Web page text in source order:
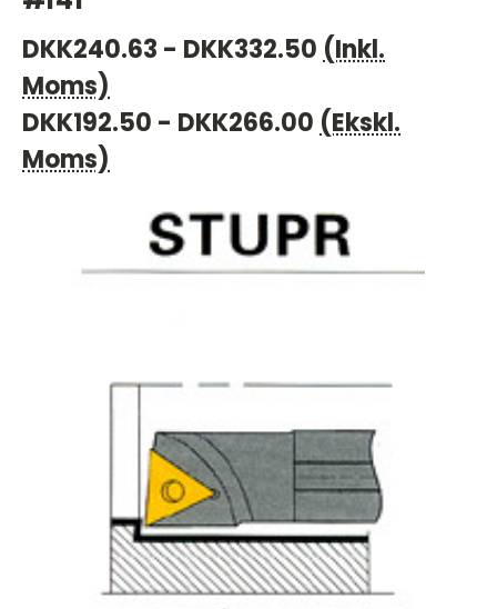
DKK240.63 - DKK332.50 (Inkl.
Moms)
DKK192.50 - DKK266.00 (Ekskl.
Moms)